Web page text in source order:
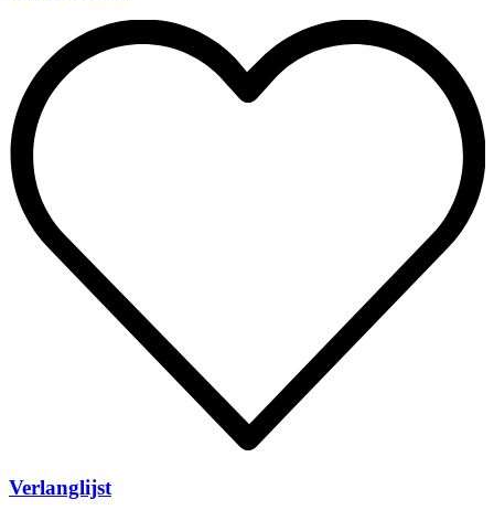
Verlanglijst